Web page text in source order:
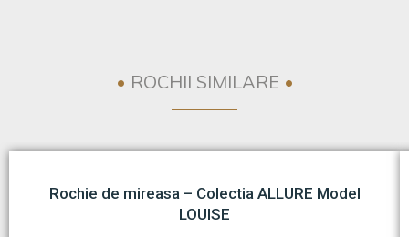
• ROCHII SIMILARE •
Rochie de mireasa – Colectia ALLURE Model
LOUISE